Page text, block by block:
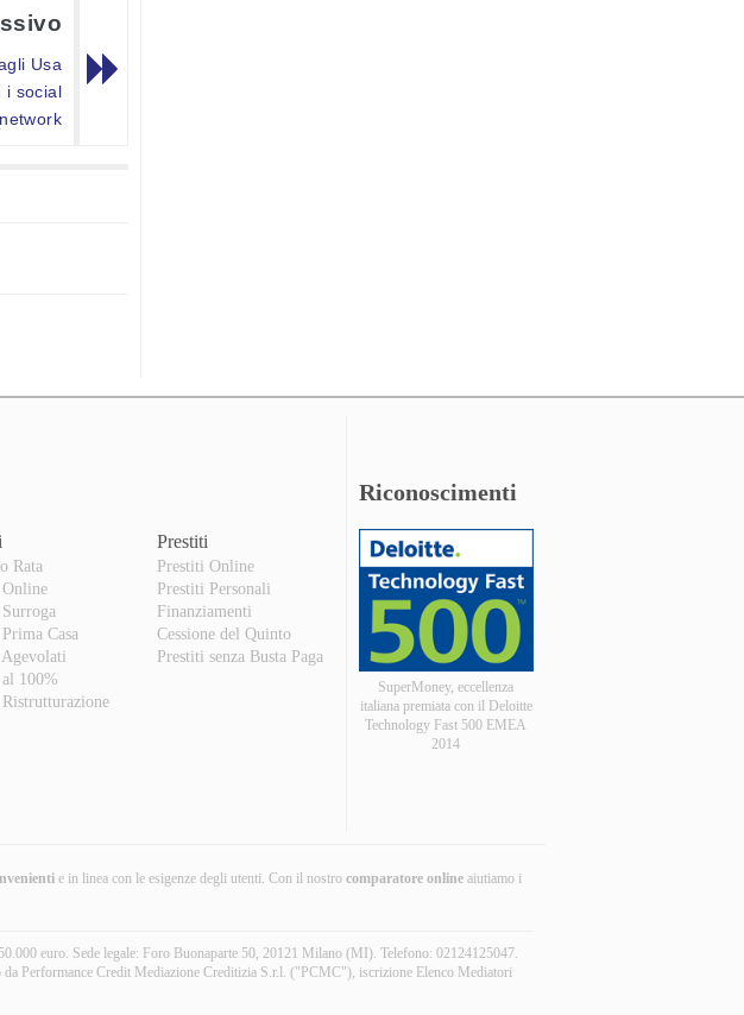
Usa
i social
network
Rata
Casa
100%
Prestiti
Prestiti Online
Prestiti Personali
Finanziamenti
Cessione del Quinto
Prestiti senza Busta Paga
Riconoscimenti
SuperMoney, eccellenza
italiana premiata con il Deloitte
Technology Fast 500 EMEA
2014
e in linea con le esigenze degli utenti. Con il nostro comparatore online aiutiamo i
euro. Sede legale: Foro Buonaparte 50, 20121 Milano (MI). Telefono: 02124125047.
da Performance Credit Mediazione Creditizia S.r.l. ("PCMC"), iscrizione Elenco Mediatori